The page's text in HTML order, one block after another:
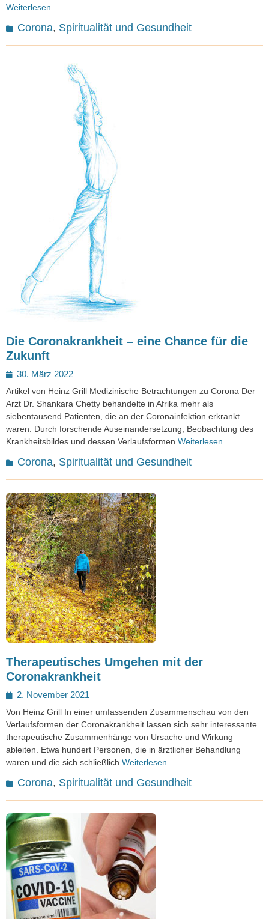
Weiterlesen …
Kategorien
Corona, Spiritualität und Gesundheit
Die Coronakrankheit – eine Chance für die
Zukunft
Posted
on
30. März 2022
Artikel von Heinz Grill Medizinische Betrachtungen zu Corona Der
Arzt Dr. Shankara Chetty behandelte in Afrika mehr als
siebentausend Patienten, die an der Coronainfektion erkrankt
waren. Durch forschende Auseinandersetzung, Beobachtung des
Krankheitsbildes und dessen Verlaufsformen Weiterlesen …
Kategorien
Corona, Spiritualität und Gesundheit
Therapeutisches Umgehen mit der
Coronakrankheit
Posted
on
2. November 2021
Von Heinz Grill In einer umfassenden Zusammenschau von den
Verlaufsformen der Coronakrankheit lassen sich sehr interessante
therapeutische Zusammenhänge von Ursache und Wirkung
ableiten. Etwa hundert Personen, die in ärztlicher Behandlung
waren und die sich schließlich Weiterlesen …
Kategorien
Corona, Spiritualität und Gesundheit